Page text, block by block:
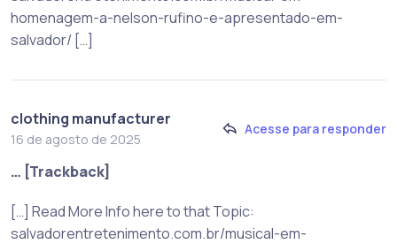
homenagem-a-nelson-rufino-e-apresentado-em-
salvador/ […]
clothing manufacturer
16 de agosto de 2025
Acesse para responder
… [Trackback]
[…] Read More Info here to that Topic:
salvadorentretenimento.com.br/musical-em-